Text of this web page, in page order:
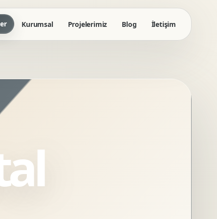
Kurumsal Projelerimiz Blog İletişim